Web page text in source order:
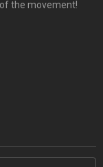
the movement!